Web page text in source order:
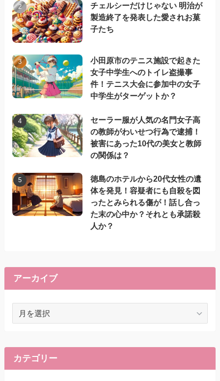
チェルシーだけじゃない 明治が
製造終了を発表した愛されお菓
子たち
小田原市のテニス施設で起きた
女子中学生へのトイレ盗撮事
件！テニス大会に参加中の女子
中学生がターゲットか？
セーラー服が人気の名門女子高
の教師がわいせつ行為で逮捕！
被害にあった10代の美女と教師
の関係は？
徳島のホテルから20代女性の遺
体を発見！容疑者にも自殺を図
ったとみられる傷が！話し合っ
た末の心中か？それとも承諾殺
人か？
アーカイブ
イ
ブ
カテゴリー